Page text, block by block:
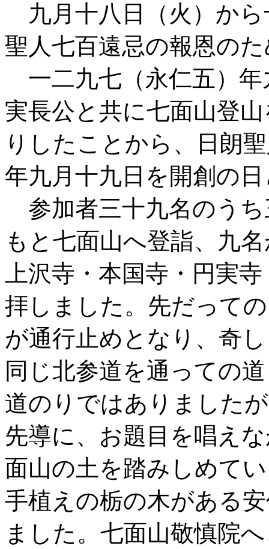
九月十八日（火）から
聖人七百遠忌の報恩の
一二九七（永仁五）年
実長公と共に七面山登
りしたことから、日朗
年九月十九日を開創の
参加者三十九名のうち
もと七面山へ登詣、九
上沢寺・本国寺・円実
拝しました。先だって
が通行止めとなり、奇
同じ北参道を通っての
道のりではありました
先導に、お題目を唱え
面山の土を踏みしめて
手植えの栃の木がある
ました。七面山敬慎院